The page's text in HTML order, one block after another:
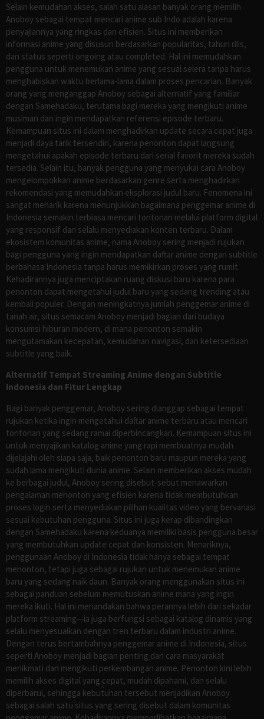
Selain kemudahan akses, salah satu alasan banyak orang memilih
Anoboy sebagai tempat mencari anime sub Indo adalah karena
penyajiannya yang ringkas dan efisien. Situs ini memberikan
informasi anime yang disusun berdasarkan popularitas, tahun rilis,
dan status seperti ongoing atau completed. Hal ini memudahkan
pengguna untuk menemukan anime yang sesuai selera tanpa harus
menghabiskan waktu berlama-lama dalam proses pencarian. Banyak
orang yang menganggap Anoboy sebagai alternatif yang familiar
dengan Samehadaku, terutama bagi mereka yang mengikuti anime
musiman dan ingin mendapatkan referensi episode terbaru.
Kemampuan situs ini dalam menghadirkan update secara cepat juga
menjadi daya tarik tersendiri, karena penonton dapat langsung
mengetahui apakah episode terbaru dari serial favorit mereka sudah
tersedia. Selain itu, banyak pengguna yang menyukai cara Anoboy
mengelompokkan anime berdasarkan genre serta menghadirkan
rekomendasi yang memudahkan eksplorasi judul baru. Fenomena ini
sangat menarik karena menunjukkan bagaimana penggemar anime di
Indonesia semakin terbiasa mencari tontonan melalui platform digital
yang responsif dan selalu menyediakan konten terbaru. Dalam
ekosistem komunitas anime, nama Anoboy sering menjadi rujukan
bagi pengguna yang ingin mendapatkan daftar anime dengan subtitle
berbahasa Indonesia tanpa harus memikirkan proses yang rumit.
Kehadirannya juga menciptakan ruang diskusi baru karena para
penonton dapat mengetahui judul baru yang sedang trending atau
kembali populer. Dengan meningkatnya jumlah penggemar anime di
tanah air, situs semacam Anoboy menjadi bagian dari budaya
konsumsi hiburan modern, di mana penonton semakin
mengutamakan kecepatan, kemudahan navigasi, dan ketersediaan
subtitle yang baik.
Alternatif Tempat Streaming Anime dengan Subtitle
Indonesia dan Fitur Lengkap
Bagi banyak penggemar, Anoboy sering dianggap sebagai tempat
rujukan ketika ingin mengetahui daftar anime terbaru atau mencari
tontonan yang sedang ramai diperbincangkan. Kemampuan situs ini
untuk menyajikan katalog anime yang rapi membuatnya mudah
dijelajahi oleh siapa saja, baik penonton baru maupun mereka yang
sudah lama mengikuti dunia anime. Selain memberikan akses mudah
ke berbagai judul, Anoboy sering disebut-sebut menawarkan
pengalaman menonton yang efisien karena tidak membutuhkan
proses login serta menyediakan pilihan kualitas video yang bervariasi
sesuai kebutuhan pengguna. Situs ini juga kerap dibandingkan
dengan Samehadaku karena keduanya memiliki basis pengguna besar
yang membutuhkan update cepat dan konsisten. Menariknya,
penggunaan Anoboy di Indonesia tidak hanya sebagai tempat
menonton, tetapi juga sebagai rujukan untuk menemukan anime
baru yang sedang naik daun. Banyak orang menggunakan situs ini
sebagai panduan sebelum memutuskan anime mana yang ingin
mereka ikuti. Hal ini menandakan bahwa perannya lebih dari sekadar
platform streaming—ia juga berfungsi sebagai katalog dinamis yang
selalu menyesuaikan dengan tren terbaru dalam industri anime.
Dengan terus bertambahnya penggemar anime di Indonesia, situs
seperti Anoboy menjadi bagian penting dari cara masyarakat
menikmati dan mengikuti perkembangan anime. Penonton kini lebih
memilih akses digital yang cepat, mudah dipahami, dan selalu
diperbarui, sehingga kebutuhan tersebut menjadikan Anoboy
sebagai salah satu situs yang sering disebut dalam komunitas